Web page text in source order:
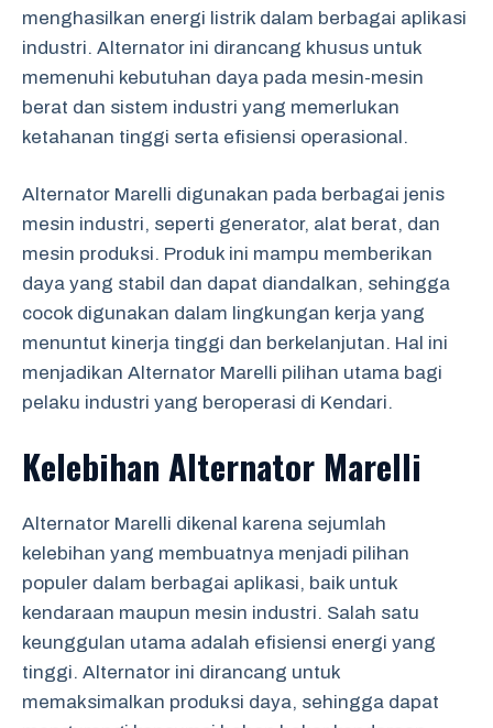
menghasilkan energi listrik dalam berbagai aplikasi
industri. Alternator ini dirancang khusus untuk
memenuhi kebutuhan daya pada mesin-mesin
berat dan sistem industri yang memerlukan
ketahanan tinggi serta efisiensi operasional.
Alternator Marelli digunakan pada berbagai jenis
mesin industri, seperti generator, alat berat, dan
mesin produksi. Produk ini mampu memberikan
daya yang stabil dan dapat diandalkan, sehingga
cocok digunakan dalam lingkungan kerja yang
menuntut kinerja tinggi dan berkelanjutan. Hal ini
menjadikan Alternator Marelli pilihan utama bagi
pelaku industri yang beroperasi di Kendari.
Kelebihan Alternator Marelli
Alternator Marelli dikenal karena sejumlah
kelebihan yang membuatnya menjadi pilihan
populer dalam berbagai aplikasi, baik untuk
kendaraan maupun mesin industri. Salah satu
keunggulan utama adalah efisiensi energi yang
tinggi. Alternator ini dirancang untuk
memaksimalkan produksi daya, sehingga dapat